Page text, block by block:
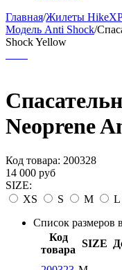
Главная/Жилеты HikeXP
Модель Anti Shock/
Shock Yellow
Neoprene
Код товара: 200328
14 000 руб
SIZE:
XS
S M L
Список размеров
Код
товара
SIZE